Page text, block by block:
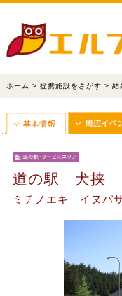
ホーム > 提携施設をさがす > 結
道の駅 犬挟
ミチノエキ イヌバ